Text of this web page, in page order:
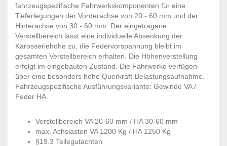
fahrzeugspezifische Fahrwerkskomponenten für eine
Tieferlegungen der Vorderachse von 20 - 60 mm und der
Hinterachse von 30 - 60 mm. Der eingetragene
Verstellbereich lässt eine individuelle Absenkung der
Karosseriehöhe zu, die Federvorspannung bleibt im
gesamten Verstellbereich erhalten. Die Höhenverstellung
erfolgt im eingebauten Zustand. Die Fahrwerke verfügen
über eine besonders hohe Querkraft-Belastungsaufnahme.
Fahrzeugspezifische Ausführungsvariante: Gewinde VA /
Feder HA.
Verstellbereich VA 20-60 mm / HA 30-60 mm
max. Achslasten VA 1200 Kg / HA 1250 Kg
§19.3 Teilegutachten